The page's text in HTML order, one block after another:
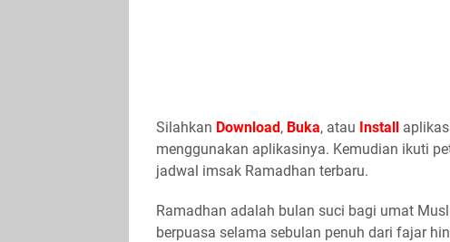
Silahkan Download, Buka, atau Install
menggunakan aplikasinya. Kemudian ikuti
jadwal imsak Ramadhan terbaru.
Ramadhan adalah bulan suci bagi umat
berpuasa selama sebulan penuh dari fajar